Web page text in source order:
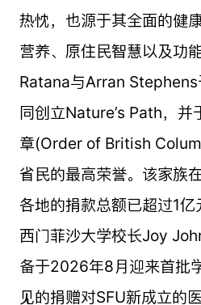
热忱，也源于其全面的健
营养、原住民智慧以及功
Ratana与Arran
同创立Nature’s Path，
章(Order of British
省民的最高荣誉。该家族
各地的捐款总额已超过1亿
西门菲沙大学校长Joy
备于2026年8月迎来首批
见的捐赠对SFU新成立的